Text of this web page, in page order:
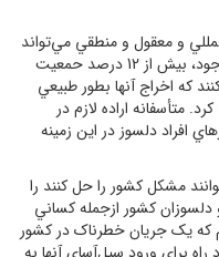
و معقول و منطقي مي‌تواند
در کاهش مصرف آب کشور مؤثر باشد. براساس اطلاعات موجود، بيش از 12 درصد حمعيت
که اخراج آنها بطور طبيعي
متأسفانه اراده لازم در
افراد دلسوز در اين زمينه
مشکل کشور را حل کنند را
کشور ازجمله کساني
که يک جريان خطرناک در کشور